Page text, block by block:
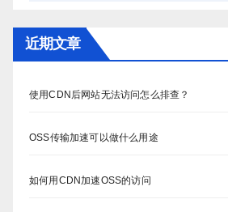
近期文章
使用CDN后网站无法访问怎么排查？
OSS传输加速可以做什么用途
如何用CDN加速OSS的访问